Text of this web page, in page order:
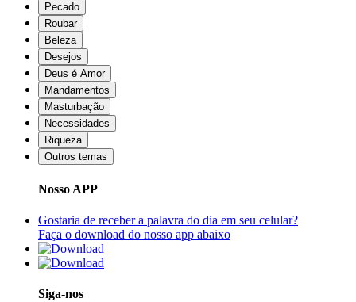
Pecado
Roubar
Beleza
Desejos
Deus é Amor
Mandamentos
Masturbação
Necessidades
Riqueza
Outros temas
Nosso APP
Gostaria de receber a palavra do dia em seu celular?
Faça o download do nosso app abaixo
Siga-nos